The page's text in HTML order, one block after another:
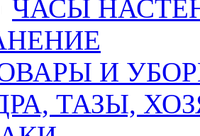
ЧАСЫ
И
ТАЗЫ,